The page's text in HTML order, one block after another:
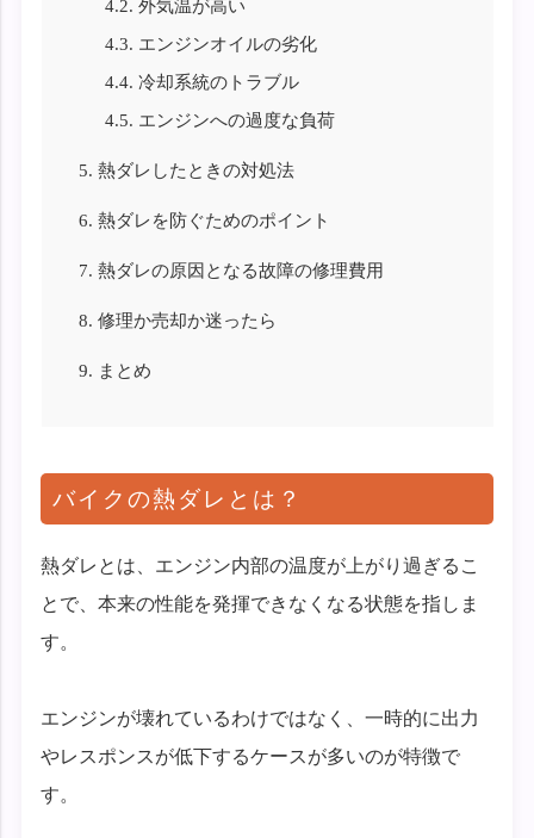
4.2. 外気温が高い
4.3. エンジンオイルの劣化
4.4. 冷却系統のトラブル
4.5. エンジンへの過度な負荷
5. 熱ダレしたときの対処法
6. 熱ダレを防ぐためのポイント
7. 熱ダレの原因となる故障の修理費用
8. 修理か売却か迷ったら
9. まとめ
バイクの熱ダレとは？
熱ダレとは、エンジン内部の温度が上がり過ぎるこ
とで、本来の性能を発揮できなくなる状態を指しま
す。
エンジンが壊れているわけではなく、一時的に出力
やレスポンスが低下するケースが多いのが特徴で
す。